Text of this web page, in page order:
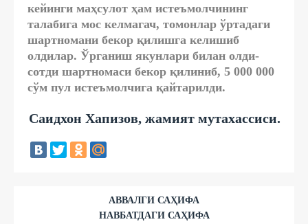
кейинги маҳсулот ҳам истеъмолчининг
талабига мос келмагач, томонлар ўртадаги
шартномани бекор қилишга келишиб
олдилар. Ўрганиш якунлари билан олди-
сотди шартномаси бекор қилиниб, 5 000 000
сўм пул истеъмолчига қайтарилди.
Саидхон Хапизов, жамият мутахассиси.
АВВАЛГИ САҲИФА
НАВБАТДАГИ САҲИФА